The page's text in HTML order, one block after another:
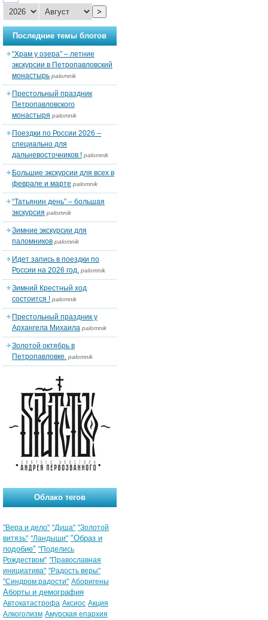
>
Последние темы блогов
“Храм у озера” – летние
экскурсии в Петропавловский
монастырь palomnik
Престольный праздник
Петропавловского
монастыря palomnik
Поездки по России 2026 –
специально для
дальневосточников ! palomnik
Большие экскурсии для всех в
феврале и марте palomnik
“Татьянин день” – большая
экскурсия palomnik
Зимние экскурсии для
паломников palomnik
Идет запись в поездки по
России на 2026 год. palomnik
Зимний Крестный ход
состоится ! palomnik
Престольный праздник у
Архангела Михаила palomnik
Золотой октябрь в
Петропавловке. palomnik
Облако тегов
"Вера и дело" "Душа" "Золотой
витязь" "Ландыши" "Образ и
подобие" "Поделись
Рождеством" "Православная
инициатива" "Радость веры"
"Синдром радости" Аборигены
Аборты и демография
Автокатастрофа Аксиос Акция
Алкоголизм Амурская епархия